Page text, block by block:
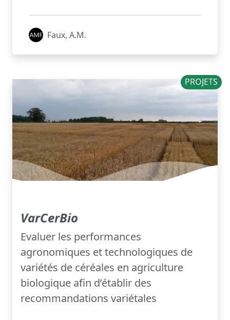
Faux, A.M.
PROJETS
VarCerBio
Evaluer les performances
agronomiques et technologiques de
variétés de céréales en agriculture
biologique afin d’établir des
recommandations variétales